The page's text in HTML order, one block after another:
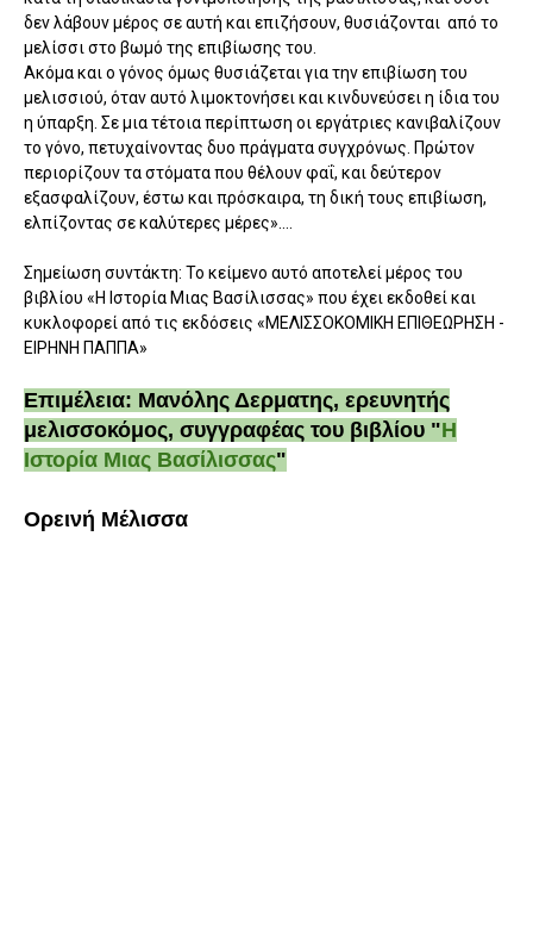
δεν λάβουν μέρος σε αυτή και επιζήσουν, θυσιάζονται από το
μελίσσι στο βωμό της επιβίωσης του.
Ακόμα και ο γόνος όμως θυσιάζεται για την επιβίωση του
μελισσιού, όταν αυτό λιμοκτονήσει και κινδυνεύσει η ίδια του
η ύπαρξη. Σε μια τέτοια περίπτωση οι εργάτριες κανιβαλίζουν
το γόνο, πετυχαίνοντας δυο πράγματα συγχρόνως. Πρώτον
περιορίζουν τα στόματα που θέλουν φαΐ, και δεύτερον
εξασφαλίζουν, έστω και πρόσκαιρα, τη δική τους επιβίωση,
ελπίζοντας σε καλύτερες μέρες»....
Σημείωση συντάκτη: Το κείμενο αυτό αποτελεί μέρος του
βιβλίου «Η Ιστορία Μιας Βασίλισσας» που έχει εκδοθεί και
κυκλοφορεί από τις εκδόσεις «ΜΕΛΙΣΣΟΚΟΜΙΚΗ ΕΠΙΘΕΩΡΗΣΗ -
ΕΙΡΗΝΗ ΠΑΠΠΑ»
Επιμέλεια: Μανόλης Δερματης, ερευνητής
μελισσοκόμος, συγγραφέας του βιβλίου "Η
Ιστορία Μιας Βασίλισσας"
Ορεινή Μέλισσα